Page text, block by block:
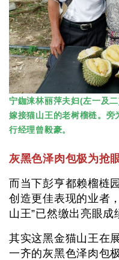
宁鉫涞林丽萍夫妇(左一及
嫁接猫山王的老树榴梿。
行经理曾毅豪。
灰黑色泽肉包极为抢
而当下彭亨都赖榴梿
创造更佳表现的业者
山王”已然缴出亮眼
其实这黑金猫山王在
一齐的灰黑色泽肉包